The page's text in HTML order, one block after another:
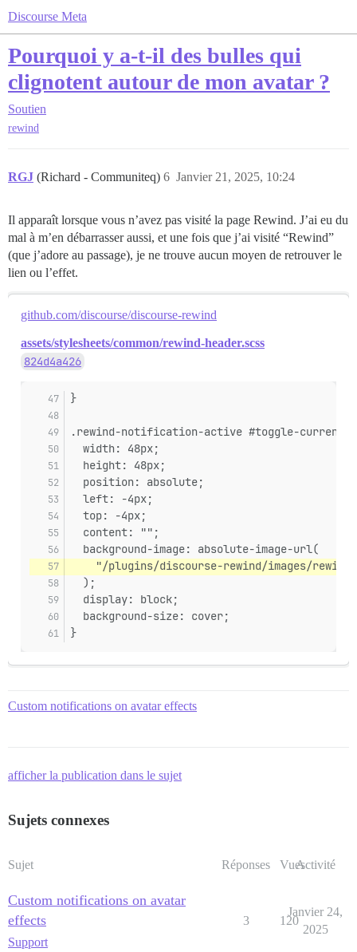
Discourse Meta
Pourquoi y a-t-il des bulles qui
clignotent autour de mon avatar ?
Soutien
rewind
RGJ (Richard - Communiteq) Janvier 21, 2025, 10:24
6
Il apparaît lorsque vous n’avez pas visité la page Rewind. J’ai eu du
mal à m’en débarrasser aussi, et une fois que j’ai visité “Rewind”
(que j’adore au passage), je ne trouve aucun moyen de retrouver le
lien ou l’effet.
github.com/discourse/discourse-rewind
assets/stylesheets/common/rewind-header.scss
824d4a426
}
.rewind-notification-active #toggle-
  width: 48px;
  height: 48px;
  position: absolute;
  left: -4px;
  top: -4px;
  content: "";
  background-image: absolute-image-url(
"/plugins/discourse-rewind/images/
  );
  display: block;
  background-size: cover;
}
Custom notifications on avatar effects
afficher la publication dans le sujet
Sujets connexes
Sujet Réponses VuesActivité
Custom notifications on avatar
effects
Support
3 120
Janvier 24,
2025